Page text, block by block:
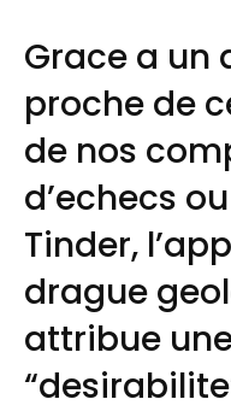
Grace a un
proche de
de nos
d’echecs
Tinder,
drague
attribue